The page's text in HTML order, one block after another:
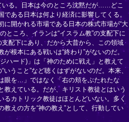
いる。日本は今のところ沈黙だが……どこ
ある日本は何より経済に影響してくる。
に開かれる市場である日本の株式市場が“大
ところ、イランは“イスラム教”の支配下に
支配下にあり、だから大昔から、この領域
根本にある戦いは“終わり”がないのだ。
ハード)」は「神のために戦え」と教えて
うこと”など聴くはずがないのだ。本来、
眼を…」ではなく「右の頬をぶたれたな
教えている。だが、キリスト教徒とはいう
るカトリック教徒はほとんどいない。多く
えの方を“神の教え”として、行動してい